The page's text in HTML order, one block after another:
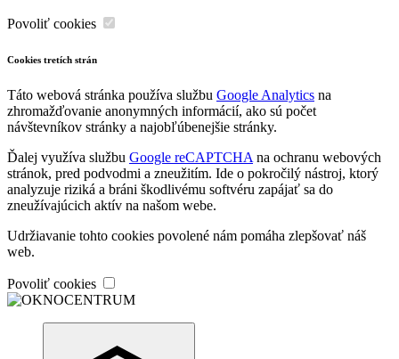
Povoliť cookies
Cookies tretích strán
Táto webová stránka používa službu Google Analytics na
zhromažďovanie anonymných informácií, ako sú počet
návštevníkov stránky a najobľúbenejšie stránky.
Ďalej využíva službu Google reCAPTCHA na ochranu webových
stránok, pred podvodmi a zneužitím. Ide o pokročilý nástroj, ktorý
analyzuje riziká a bráni škodlivému softvéru zapájať sa do
zneužívajúcich aktív na našom webe.
Udržiavanie tohto cookies povolené nám pomáha zlepšovať náš
web.
Povoliť cookies